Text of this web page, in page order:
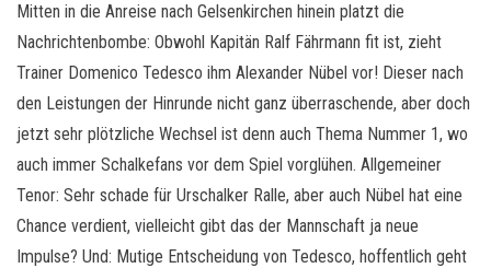
Mitten in die Anreise nach Gelsenkirchen hinein platzt die
Nachrichtenbombe: Obwohl Kapitän Ralf Fährmann fit ist, zieht
Trainer Domenico Tedesco ihm Alexander Nübel vor! Dieser nach
den Leistungen der Hinrunde nicht ganz überraschende, aber doch
jetzt sehr plötzliche Wechsel ist denn auch Thema Nummer 1, wo
auch immer Schalkefans vor dem Spiel vorglühen. Allgemeiner
Tenor: Sehr schade für Urschalker Ralle, aber auch Nübel hat eine
Chance verdient, vielleicht gibt das der Mannschaft ja neue
Impulse? Und: Mutige Entscheidung von Tedesco, hoffentlich geht